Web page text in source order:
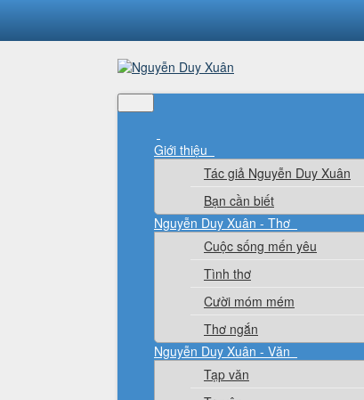
Giới thiệu
Tác giả Nguyễn Duy Xuân
Bạn cần biết
Nguyễn Duy Xuân - Thơ
Cuộc sống mến yêu
Tình thơ
Cười móm mém
Thơ ngắn
Nguyễn Duy Xuân - Văn
Tạp văn